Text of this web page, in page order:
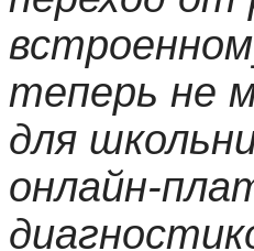
теперь не
для
онлайн-